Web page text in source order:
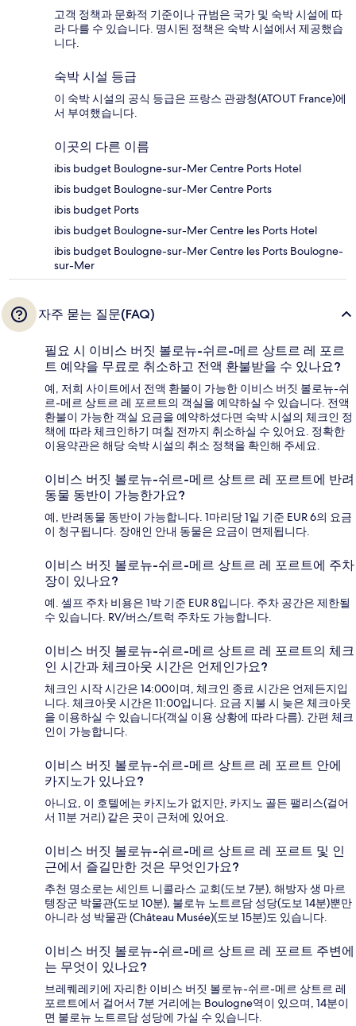
고객 정책과 문화적 기준이나 규범은 국가 및 숙박 시설에 따
라 다를 수 있습니다. 명시된 정책은 숙박 시설에서 제공했습
니다.
숙박 시설 등급
이 숙박 시설의 공식 등급은 프랑스 관광청(ATOUT France)에
서 부여했습니다.
이곳의 다른 이름
ibis budget Boulogne-sur-Mer Centre Ports Hotel
ibis budget Boulogne-sur-Mer Centre Ports
ibis budget Ports
ibis budget Boulogne-sur-Mer Centre les Ports Hotel
ibis budget Boulogne-sur-Mer Centre les Ports Boulogne-
sur-Mer
자주 묻는 질문(FAQ)
필요 시 이비스 버짓 볼로뉴-쉬르-메르 상트르 레 포르
트 예약을 무료로 취소하고 전액 환불받을 수 있나요?
예, 저희 사이트에서 전액 환불이 가능한 이비스 버짓 볼로뉴-쉬
르-메르 상트르 레 포르트의 객실을 예약하실 수 있습니다. 전액
환불이 가능한 객실 요금을 예약하셨다면 숙박 시설의 체크인 정
책에 따라 체크인하기 며칠 전까지 취소하실 수 있어요. 정확한
이용약관은 해당 숙박 시설의 취소 정책을 확인해 주세요.
이비스 버짓 볼로뉴-쉬르-메르 상트르 레 포르트에 반려
동물 동반이 가능한가요?
예, 반려동물 동반이 가능합니다. 1마리당 1일 기준 EUR 6의 요금
이 청구됩니다. 장애인 안내 동물은 요금이 면제됩니다.
이비스 버짓 볼로뉴-쉬르-메르 상트르 레 포르트에 주차
장이 있나요?
예. 셀프 주차 비용은 1박 기준 EUR 8입니다. 주차 공간은 제한될
수 있습니다. RV/버스/트럭 주차도 가능합니다.
이비스 버짓 볼로뉴-쉬르-메르 상트르 레 포르트의 체크
인 시간과 체크아웃 시간은 언제인가요?
체크인 시작 시간은 14:00이며, 체크인 종료 시간은 언제든지입
니다. 체크아웃 시간은 11:00입니다. 요금 지불 시 늦은 체크아웃
을 이용하실 수 있습니다(객실 이용 상황에 따라 다름). 간편 체크
인이 가능합니다.
이비스 버짓 볼로뉴-쉬르-메르 상트르 레 포르트 안에
카지노가 있나요?
아니요, 이 호텔에는 카지노가 없지만, 카지노 골든 팰리스(걸어
서 11분 거리) 같은 곳이 근처에 있어요.
이비스 버짓 볼로뉴-쉬르-메르 상트르 레 포르트 및 인
근에서 즐길만한 것은 무엇인가요?
추천 명소로는 세인트 니콜라스 교회(도보 7분), 해방자 생 마르
텡장군 박물관(도보 10분), 불로뉴 노트르담 성당(도보 14분)뿐만
아니라 성 박물관 (Château Musée)(도보 15분)도 있습니다.
이비스 버짓 볼로뉴-쉬르-메르 상트르 레 포르트 주변에
는 무엇이 있나요?
브레퀘레키에 자리한 이비스 버짓 볼로뉴-쉬르-메르 상트르 레
포르트에서 걸어서 7분 거리에는 Boulogne역이 있으며, 14분이
면 불로뉴 노트르담 성당에 가실 수 있습니다.